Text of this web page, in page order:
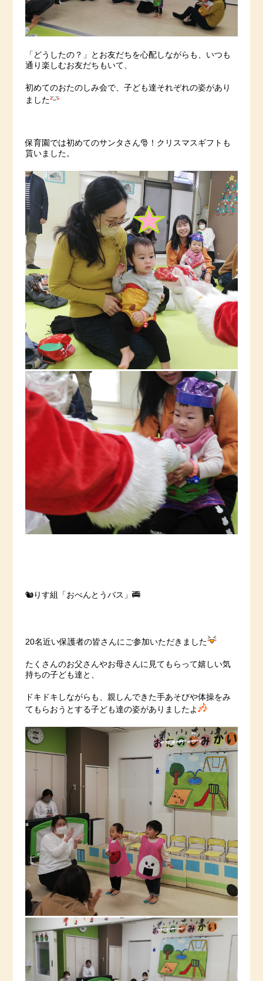
「どうしたの？」とお友だちを心配しながらも、いつも
通り楽しむお友だちもいて、
初めてのおたのしみ会で、子ども達それぞれの姿があり
ました
保育園では初めてのサンタさん🎅！クリスマスギフトも
貰いました。
🐿りす組「おべんとうバス」🚎
20名近い保護者の皆さんにご参加いただきました
たくさんのお父さんやお母さんに見てもらって嬉しい気
持ちの子ども達と、
ドキドキしながらも、親しんできた手あそびや体操をみ
てもらおうとする子ども達の姿がありましたよ